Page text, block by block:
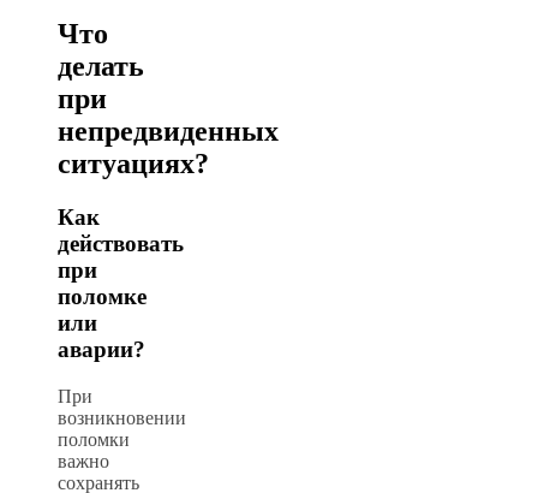
Что
делать
при
непредвиденных
ситуациях?
Как
действовать
при
поломке
или
аварии?
При
возникновении
поломки
важно
сохранять